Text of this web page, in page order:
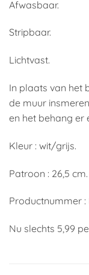
Afwasbaar.
Stripbaar.
Lichtvast.
In plaats van het
de muur insmeren
en het behang er
Kleur : wit/grijs.
Patroon : 26,5 cm.
Productnummer :
Nu slechts 5,99